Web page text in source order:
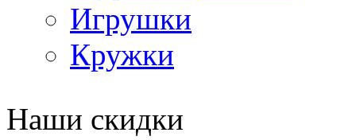
Игрушки
Кружки
Наши скидки